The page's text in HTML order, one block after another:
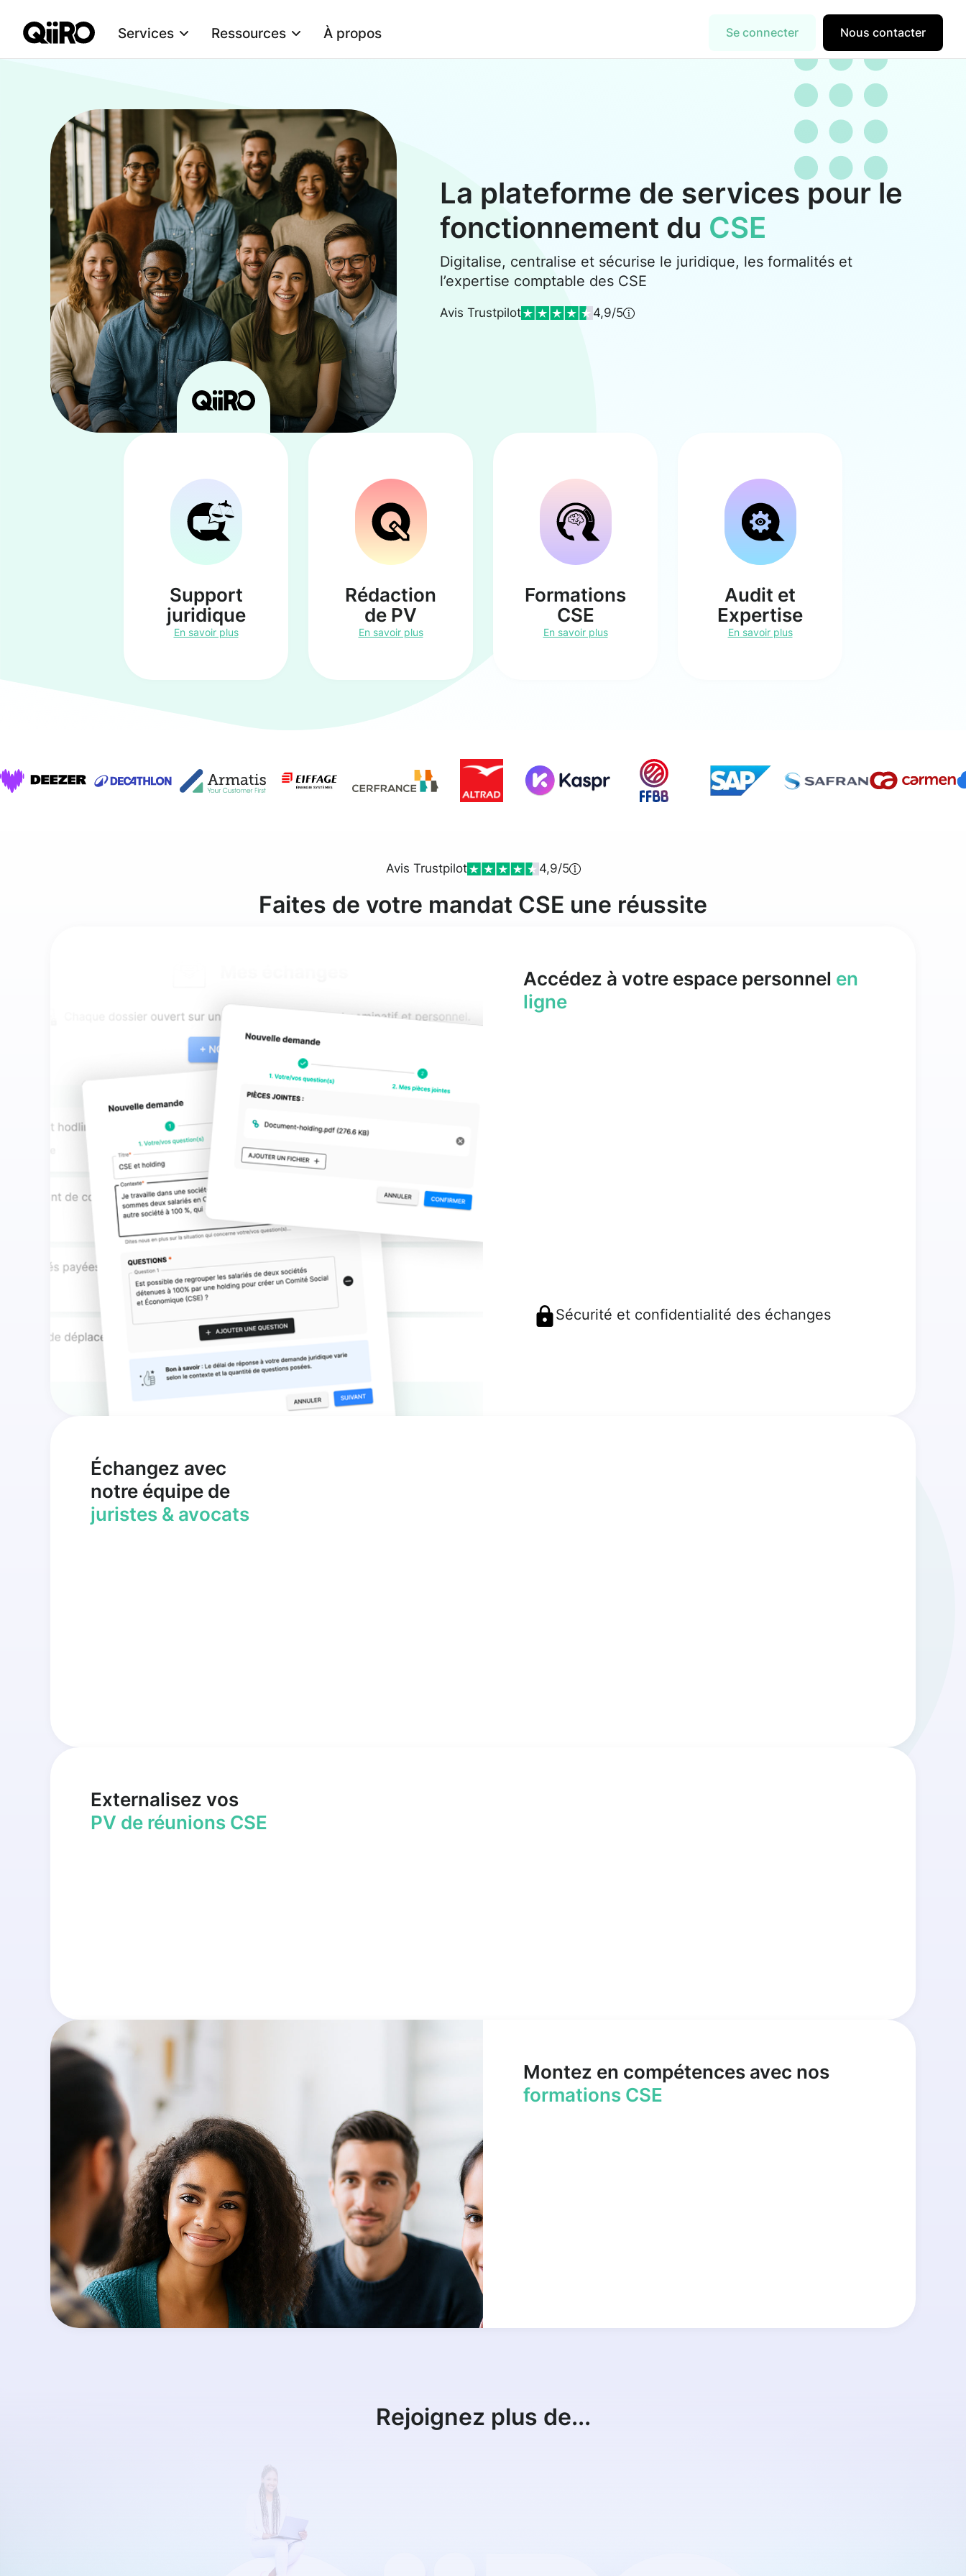
Services Ressources À propos Se connecter Nous contacter
La plateforme de services pour le
fonctionnement du CSE
Digitalise, centralise et sécurise le juridique, les formalités et
l’expertise comptable des CSE
Avis Trustpilot 4,9/5
Support
juridique
En savoir plus
Rédaction
de PV
En savoir plus
Formations
CSE
En savoir plus
Audit et
Expertise
En savoir plus
Avis Trustpilot 4,9/5
Faites de votre mandat CSE une réussite
Accédez à votre espace personnel en
ligne
Sécurité et confidentialité des échanges
Échangez avec
notre équipe de
juristes & avocats
Externalisez vos
PV de réunions CSE
Montez en compétences avec nos
formations CSE
Rejoignez plus de...